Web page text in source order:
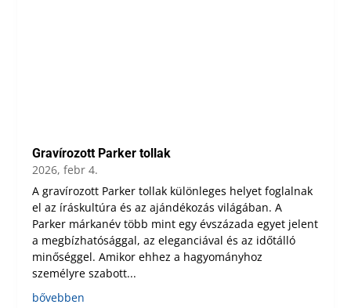
Gravírozott Parker tollak
2026, febr 4.
A gravírozott Parker tollak különleges helyet foglalnak
el az íráskultúra és az ajándékozás világában. A
Parker márkanév több mint egy évszázada egyet jelent
a megbízhatósággal, az eleganciával és az időtálló
minőséggel. Amikor ehhez a hagyományhoz
személyre szabott...
bővebben